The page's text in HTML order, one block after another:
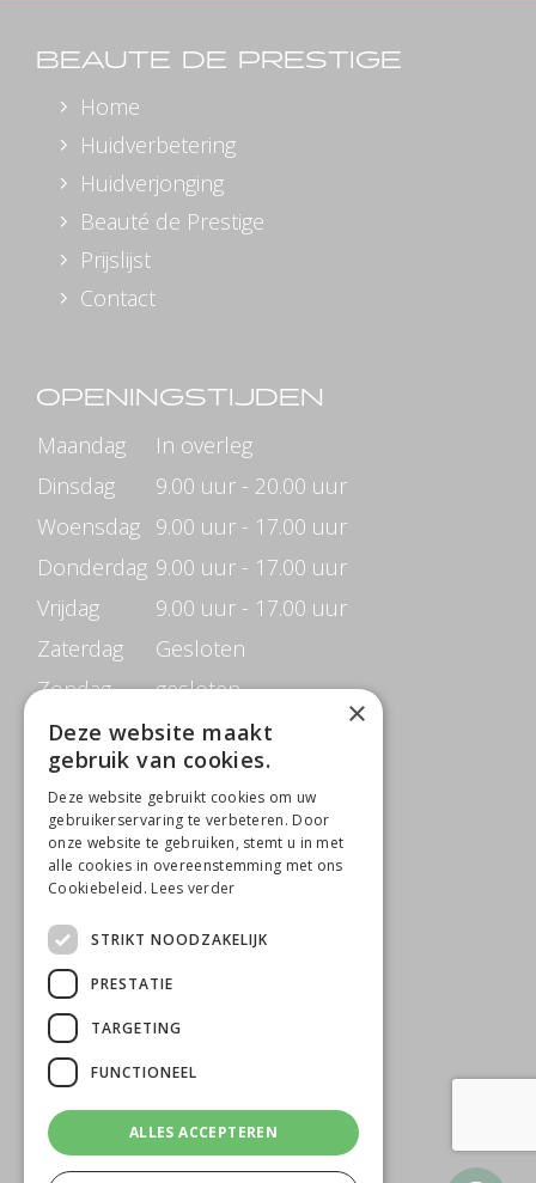
BEAUTE DE PRESTIGE
Home
Huidverbetering
Huidverjonging
Beauté de Prestige
Prijslijst
Contact
OPENINGSTIJDEN
Maandag
In overleg
Dinsdag
9.00 uur - 20.00 uur
Woensdag 9.00 uur - 17.00 uur
Donderdag 9.00 uur - 17.00 uur
Vrijdag
9.00 uur - 17.00 uur
Zaterdag
Gesloten
Zondag
gesloten
CONTACTGEGEVENS
Beauté de Prestige
Jacob Merlostraat 6B
5961 AB Horst
0642818650
Minfo@beautedeprestige.nl
×
Deze website maakt
gebruik van cookies.
Deze website gebruikt cookies om uw
gebruikerservaring te verbeteren. Door
onze website te gebruiken, stemt u in met
alle cookies in overeenstemming met ons
Cookiebeleid. Lees verder
STRIKT NOODZAKELIJK
PRESTATIE
TARGETING
FUNCTIONEEL
ALLES ACCEPTEREN